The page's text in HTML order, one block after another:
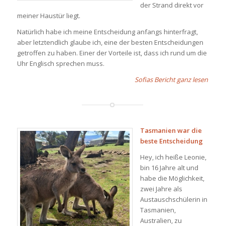
der Strand direkt vor
meiner Haustür liegt.
Natürlich habe ich meine Entscheidung anfangs hinterfragt,
aber letztendlich glaube ich, eine der besten Entscheidungen
getroffen zu haben. Einer der Vorteile ist, dass ich rund um die
Uhr Englisch sprechen muss.
Sofias Bericht ganz lesen
Tasmanien war die
beste Entscheidung
Hey, ich heiße Leonie,
bin 16 Jahre alt und
habe die Möglichkeit,
zwei Jahre als
Austauschschülerin in
Tasmanien,
Australien, zu